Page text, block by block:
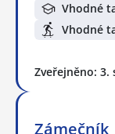
Vhodné
Vhodné
Zveřejněno: 3.
Zámečník